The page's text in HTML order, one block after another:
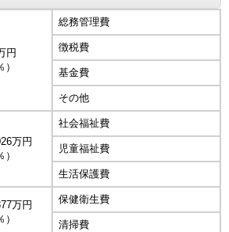
円
総務管理費
徴税費
基金費
その他
万円
社会福祉費
児童福祉費
生活保護費
万円
保健衛生費
清掃費